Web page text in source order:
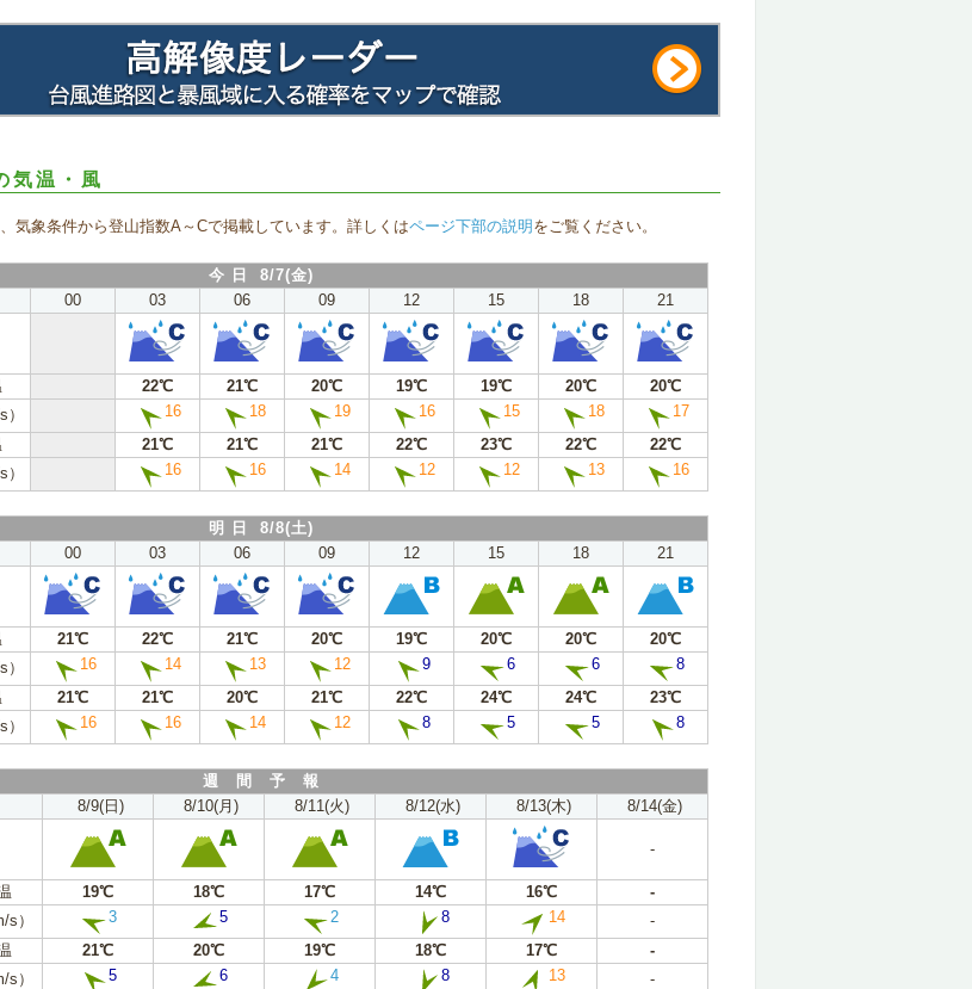
気温・風
気象条件から登山指数A～Cで掲載しています。詳しくはページ下部の説明 をご覧ください。
今 日 8/7(金)
00 03 06 09 12 15 18 21
22℃ 21℃ 20℃ 19℃ 19℃ 20℃
20℃
16 18 19 16 15 18 17
21℃ 21℃ 21℃ 22℃ 23℃ 22℃
22℃
16 16 14 12 12 13 16
明 日 8/8(土)
00 03 06 09 12 15 18 21
21℃ 22℃ 21℃ 20℃ 19℃ 20℃ 20℃
20℃
16 14 13 12 9 6 6 8
21℃ 21℃ 20℃ 21℃ 22℃ 24℃ 24℃
23℃
16 16 14 12 8 5 5 8
週 間 予 報
8/9(日) 8/10(月) 8/11(火) 8/12(水) 8/13(木) 8/14(金)
-
19℃ 18℃ 17℃ 14℃ 16℃
-
s）
3 5 2 8 14 -
21℃ 20℃ 19℃ 18℃ 17℃
-
s）
5 6 4 8 13 -